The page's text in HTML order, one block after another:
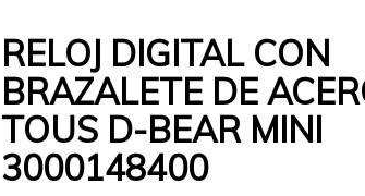
RELOJ DIGITAL CON
BRAZALETE DE
TOUS D-BEAR MINI
3000148400